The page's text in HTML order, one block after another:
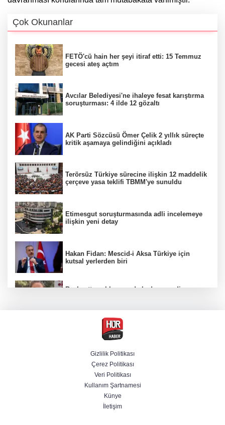
Çok Okunanlar
FETÖ'cü hain her şeyi itiraf etti: 15 Temmuz
gecesi ateş açtım
Avcılar Belediyesi'ne ihaleye fesat karıştırma
soruşturması: 4 ilde 12 gözaltı
AK Parti Sözcüsü Ömer Çelik 2 yıllık süreçte
kritik aşamaya gelindiğini açıkladı
Terörsüz Türkiye sürecine ilişkin 12 maddelik
çerçeve yasa teklifi TBMM'ye sunuldu
Etimesgut soruşturmasında adli incelemeye
ilişkin yeni detay
Hakan Fidan: Mescid-i Aksa Türkiye için
kutsal yerlerden biri
Başkentte yol kenarında kadın cesedi
CHP'li belediye başkanın yazışmaları rüşvet
ağını ortaya koydu
Özel ve Ağbaba hakkında dokunulmazlık
talebi iletildi
Başvurular başladı! Polis Akademisi 350
Gizlilik Politikası
Çerez Politikası
Veri Politikası
Kullanım Şartnamesi
Künye
İletişim